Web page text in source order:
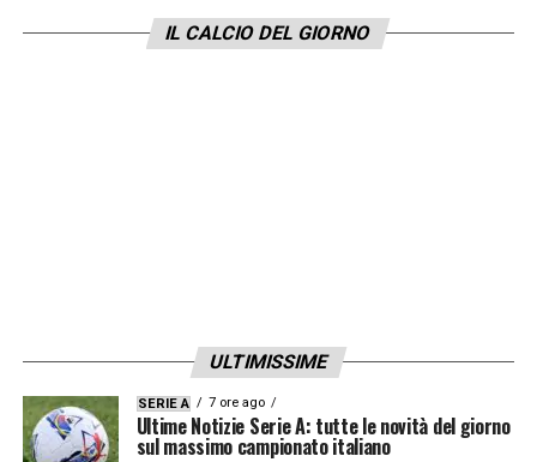
IL CALCIO DEL GIORNO
ULTIMISSIME
SERIE A 7 ore ago
Ultime Notizie Serie A: tutte le novità del giorno
sul massimo campionato italiano